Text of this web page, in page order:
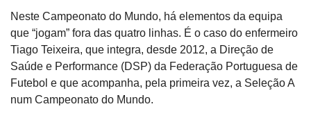
Neste Campeonato do Mundo, há elementos da equipa
que “jogam” fora das quatro linhas. É o caso do enfermeiro
Tiago Teixeira, que integra, desde 2012, a Direção de
Saúde e Performance (DSP) da Federação Portuguesa de
Futebol e que acompanha, pela primeira vez, a Seleção A
num Campeonato do Mundo.